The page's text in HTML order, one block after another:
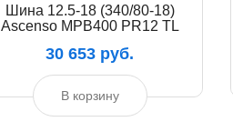
Шина 12.5-18 (340/80-18)
Ascenso MPB400 PR12 TL
30 653 руб.
В корзину